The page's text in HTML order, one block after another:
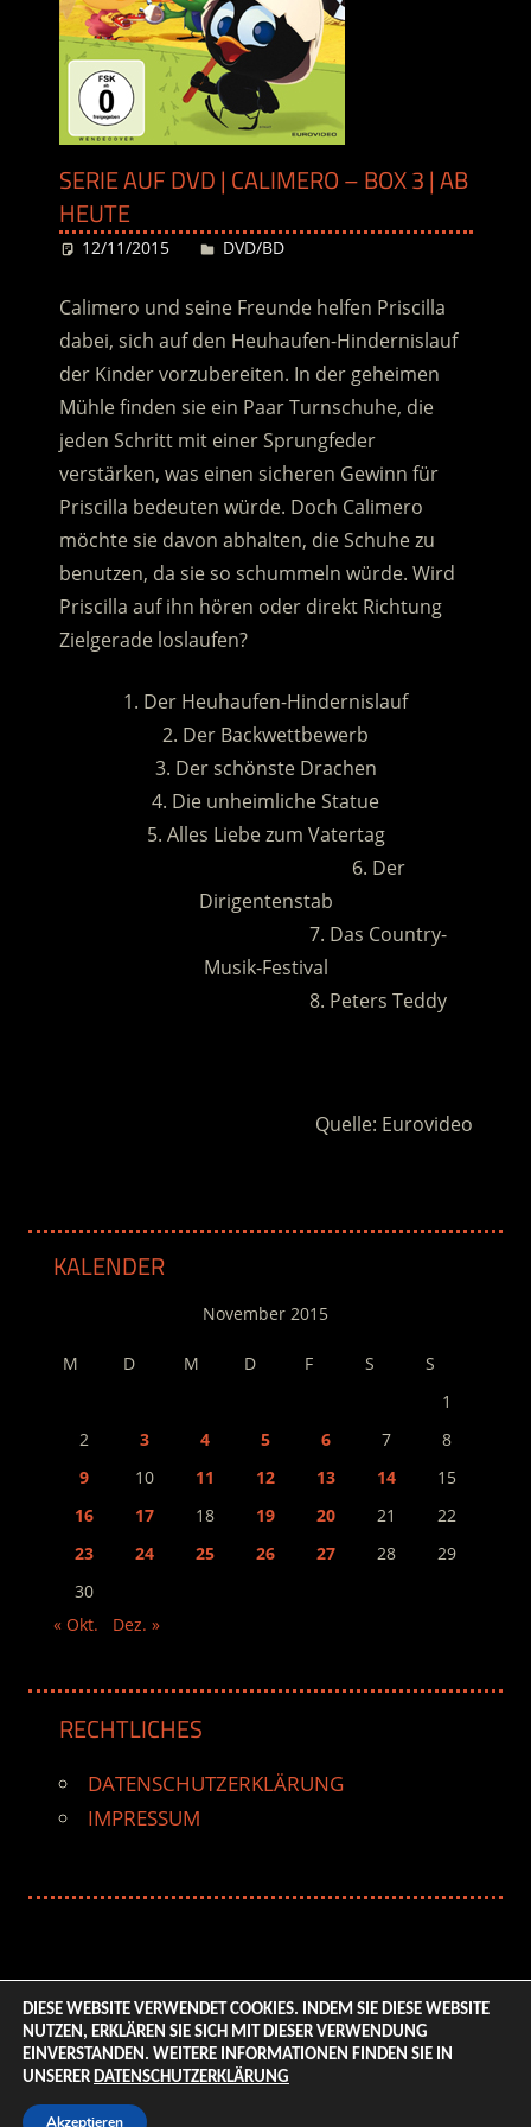
SERIE AUF DVD | CALIMERO – BOX 3 | AB
HEUTE
12/11/2015 Desiree
DVD/BD
Calimero und seine Freunde helfen Priscilla
dabei, sich auf den Heuhaufen-Hindernislauf
der Kinder vorzubereiten. In der geheimen
Mühle finden sie ein Paar Turnschuhe, die
jeden Schritt mit einer Sprungfeder
verstärken, was einen sicheren Gewinn für
Priscilla bedeuten würde. Doch Calimero
möchte sie davon abhalten, die Schuhe zu
benutzen, da sie so schummeln würde. Wird
Priscilla auf ihn hören oder direkt Richtung
Zielgerade loslaufen?
1. Der Heuhaufen-Hindernislauf
2. Der Backwettbewerb
3. Der schönste Drachen
4. Die unheimliche Statue
5. Alles Liebe zum Vatertag
6. Der
Dirigentenstab
7. Das Country-
Musik-Festival
8. Peters Teddy
Quelle: Eurovideo
KALENDER
November 2015
M D M D F S
S
1
2
3 4 5 6 7
8
9
10 11 12 13 14
15
16
17 18 19 20 21
22
23
24 25 26 27 28
29
30
« Okt.
Dez. »
RECHTLICHES
DATENSCHUTZERKLÄRUNG
IMPRESSUM
© 2026 ENTERTAINMENT BASE – Life & Style Magazine.
All Rights Reserved. | Based on
DIESE WEBSITE VERWENDET COOKIES. INDEM SIE DIESE WEBSITE
NUTZEN, ERKLÄREN SIE SICH MIT DIESER VERWENDUNG
EINVERSTANDEN. WEITERE INFORMATIONEN FINDEN SIE IN
UNSERER DATENSCHUTZERKLÄRUNG
Akzeptieren